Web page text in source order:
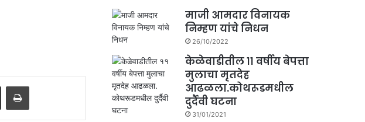
Share via Email Print
माजी आमदार विनायक
निम्हण यांचे निधन
26/10/2022
केळेवाडीतील ११ वर्षीय बेपत्ता
मुलाचा मृतदेह
आढळला.कोथरूडमधील
दुर्दैवी घटना
31/01/2021